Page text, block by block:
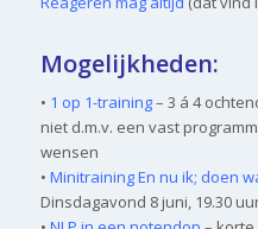
Mogelijkheden:
• 1 op 1-training– 3 á 4
niet d.m.v. een vast
wensen
• Minitraining En nu ik; doen
Dinsdagavond 8 juni, 19.30